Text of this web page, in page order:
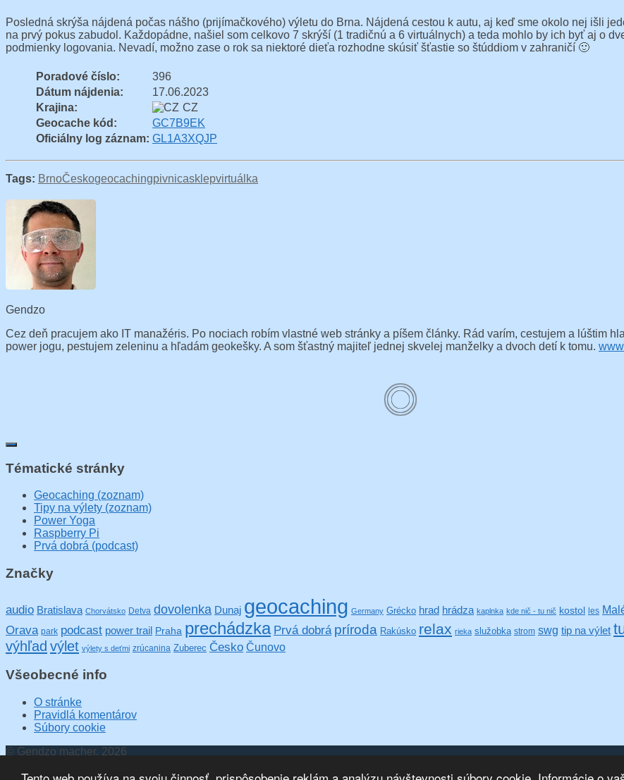
Posledná skrýša nájdená počas nášho (prijímačkového) výletu do Brna. Nájdená cestou k autu, aj keď sme okolo nej išli
na prvý pokus zabudol. Každopádne, našiel som celkovo 7 skrýší (1 tradičnú a 6 virtuálnych) a teda mohlo by ich byť aj o
podmienky logovania. Nevadí, možno zase o rok sa niektoré dieťa rozhodne skúsiť šťastie so štúddiom v zahraničí 🙂
Poradové číslo:
396
Dátum nájdenia:
17.06.2023
Krajina:
CZ
Geocache kód:
GC7B9EK
Oficiálny log záznam: GL1A3XQJP
Tags: BrnoČeskogeocachingpivnicasklepvirtuálka
Gendzo
Cez deň pracujem ako IT manažéris. Po nociach robím vlastné web stránky a píšem články. Rád varím, cestujem a lúštim
power jogu, pestujem zeleninu a hľadám geokešky. A som šťastný majiteľ jednej skvelej manželky a dvoch detí k tomu.
Tématické stránky
Geocaching (zoznam)
Tipy na výlety (zoznam)
Power Yoga
Raspberry Pi
Prvá dobrá (podcast)
Značky
audio Bratislava Chorvátsko Detva dovolenka Dunaj geocaching Germany Grécko hrad hrádza kaplnka kde nič - tu nič kostol les
Orava park podcast power trail Praha prechádzka Prvá dobrá príroda Rakúsko relax rieka služobka strom swg tip na výlet
výhľad výlet výlety s deťmi zrúcanina Zuberec Česko Čunovo
Všeobecné info
O stránke
Pravidlá komentárov
Súbory cookie
© Gendzo macher, 2026